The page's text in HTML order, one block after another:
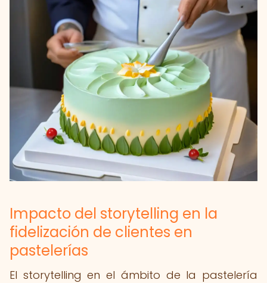
Impacto del storytelling en la
fidelización de clientes en
pastelerías
El storytelling en el ámbito de la pastelería